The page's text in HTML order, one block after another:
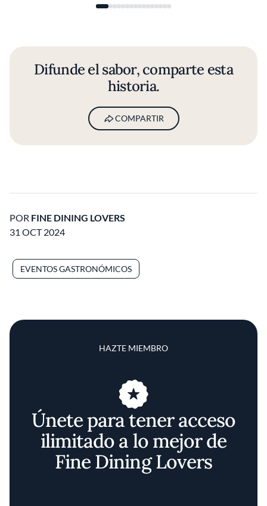
Difunde el sabor, comparte esta
historia.
COMPARTIR
POR FINE DINING LOVERS
31 OCT 2024
EVENTOS GASTRONÓMICOS
HAZTE MIEMBRO
Únete para tener acceso
ilimitado a lo mejor de
Fine Dining Lovers